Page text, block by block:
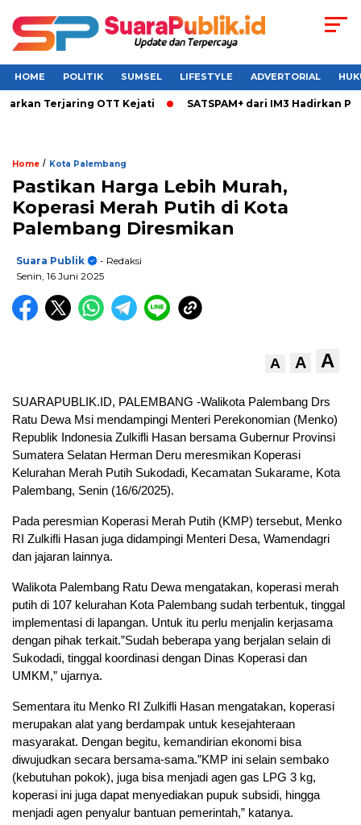
HOME POLITIK SUMSEL LIFESTYLE ADVERTORIAL
Terjaring OTT Kejati SATSPAM+ dari IM3 Hadirkan
Home / Kota Palembang
Pastikan Harga Lebih Murah,
Koperasi Merah Putih di Kota
Palembang Diresmikan
Suara Publik
- Redaksi
Senin, 16 Juni 2025
A A A
SUARAPUBLIK.ID, PALEMBANG -Walikota Palembang Drs
Ratu Dewa Msi mendampingi Menteri Perekonomian (Menko)
Republik Indonesia Zulkifli Hasan bersama Gubernur Provinsi
Sumatera Selatan Herman Deru meresmikan Koperasi
Kelurahan Merah Putih Sukodadi, Kecamatan Sukarame, Kota
Palembang, Senin (16/6/2025).
Pada peresmian Koperasi Merah Putih (KMP) tersebut, Menko
RI Zulkifli Hasan juga didampingi Menteri Desa, Wamendagri
dan jajaran lainnya.
Walikota Palembang Ratu Dewa mengatakan, koperasi merah
putih di 107 kelurahan Kota Palembang sudah terbentuk, tinggal
implementasi di lapangan. Untuk itu perlu menjalin kerjasama
dengan pihak terkait.”Sudah beberapa yang berjalan selain di
Sukodadi, tinggal koordinasi dengan Dinas Koperasi dan
UMKM,” ujarnya.
Sementara itu Menko RI Zulkifli Hasan mengatakan, koperasi
merupakan alat yang berdampak untuk kesejahteraan
masyarakat. Dengan begitu, kemandirian ekonomi bisa
diwujudkan secara bersama-sama.”KMP ini selain sembako
(kebutuhan pokok), juga bisa menjadi agen gas LPG 3 kg,
koperasi ini juga dapat menyediakan pupuk subsidi, hingga
menjadi agen penyalur bantuan pemerintah,” katanya.